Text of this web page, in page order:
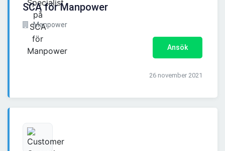
SCA för Manpower
Manpower
Ansök
26 november 2021